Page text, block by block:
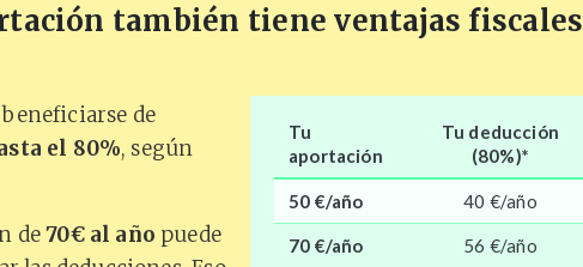
también tiene ventajas fiscales
de
el 80%, según
de70€ al año puede
Tu
aportación
Tu deducción
(80%)*
50 €/año 40 €/año
70 €/año 56 €/año